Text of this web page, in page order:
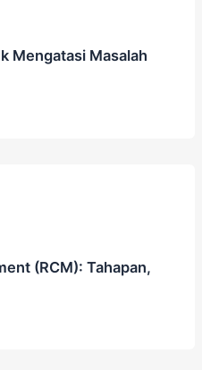
Mengatasi Masalah
(RCM): Tahapan,